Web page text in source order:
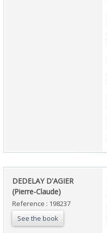
‎DEDELAY D'AGIER
(Pierre-Claude)‎
Reference : 198237
See the book